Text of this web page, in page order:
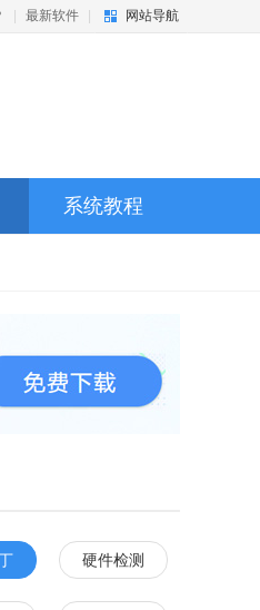
最新软件 网站导航
系统教程
硬件检测